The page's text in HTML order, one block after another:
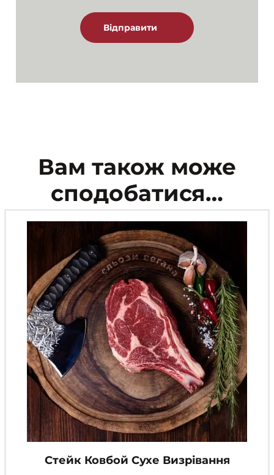
Вам також може
сподобатися…
Стейк Ковбой Сухе Визрівання